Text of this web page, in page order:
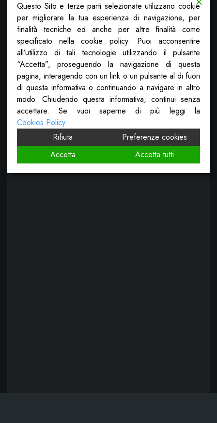
Questo Sito e terze parti selezionate utilizzano cookie
per migliorare la tua esperienza di navigazione, per
finalità tecniche ed anche per altre finalità come
specificato nella cookie policy. Puoi acconsentire
all’utilizzo di tali tecnologie utilizzando il pulsante
“Accetta”, proseguendo la navigazione di questa
pagina, interagendo con un link o un pulsante al di fuori
di questa informativa o continuando a navigare in altro
modo. Chiudendo questa informativa, continui senza
accettare. Se vuoi saperne di più leggi la
Cookies Policy
Rifiuta
Preferenze cookies
Accetta
Accetta tutti